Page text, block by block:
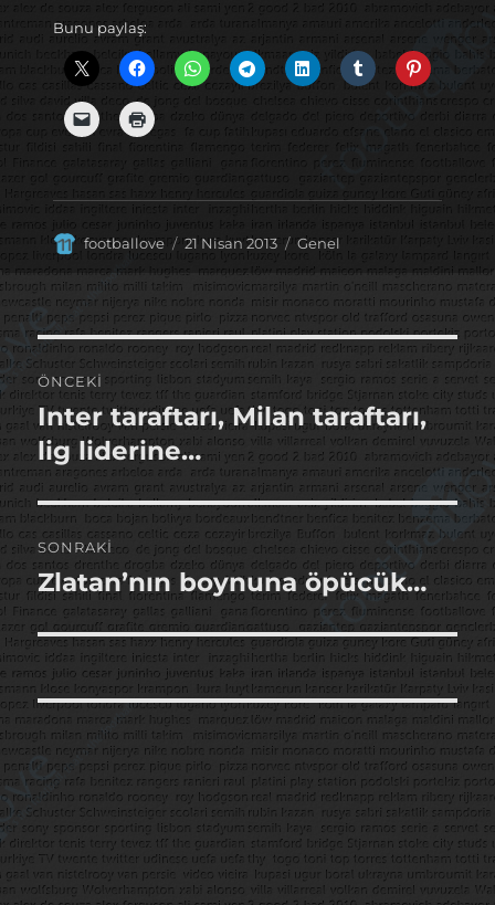
Bunu paylaş:
Yazar
footballove
Yayın
21 Nisan 2013 Kategoriler
Genel
Yazı
gezinmesi
ÖNCEKI
Önceki
yazı:
Inter taraftarı, Milan taraftarı,
lig liderine…
SONRAKI
Sonraki
yazı:
Zlatan’nın boynuna öpücük…